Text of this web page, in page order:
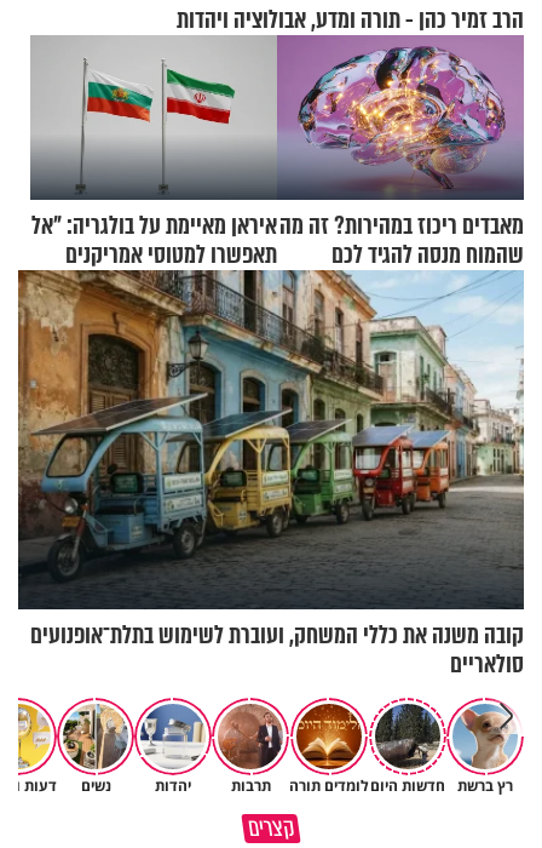
הרב זמיר כהן - תורה ומדע, אבולוציה ויהדות
מאבדים ריכוז במהירות? זה מה
שהמוח מנסה להגיד לכם
איראן מאיימת על בולגריה: "אל
תאפשרו למטוסי אמריקנים
להמריא מהשטח שלכם"
קובה משנה את כללי המשחק, ועוברת לשימוש בתלת־אופנועים
סולאריים
רץ ברשת חדשות היוםלומדים תורה תרבות יהדות נשים דעות
קצרים
לפעמים המערכת מפספסת את
מותר לנשוף על בוטנים כדי